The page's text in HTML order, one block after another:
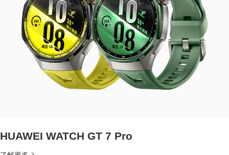
HUAWEI WATCH GT 7 Pro